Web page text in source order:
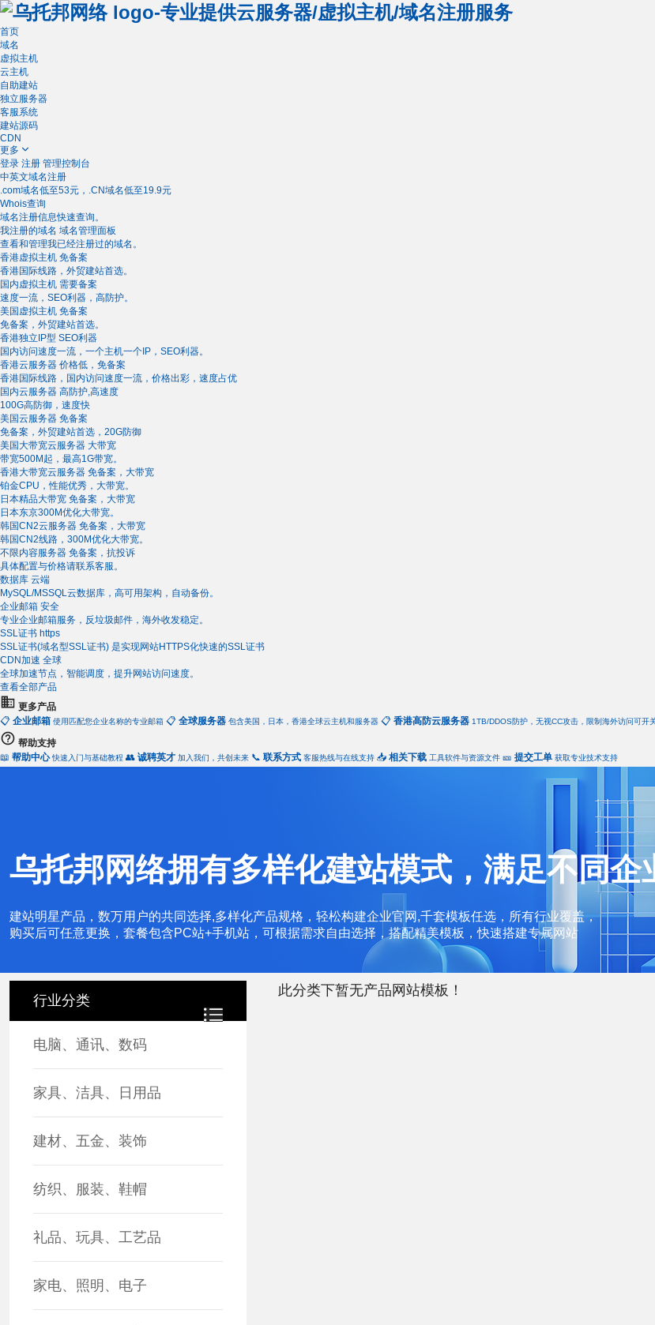
首页
域名
虚拟主机
云主机
自助建站
独立服务器
客服系统
建站源码
CDN
更多
登录 注册 管理控制台
中英文域名注册
.com域名低至53元，.CN域名低至19.9元
Whois查询
域名注册信息快速查询。
我注册的域名 域名管理面板
查看和管理我已经注册过的域名。
香港虚拟主机 免备案
香港国际线路，外贸建站首选。
国内虚拟主机 需要备案
速度一流，SEO利器，高防护。
美国虚拟主机 免备案
免备案，外贸建站首选。
香港独立IP型 SEO利器
国内访问速度一流，一个主机一个IP，SEO利器。
香港云服务器 价格低，免备案
香港国际线路，国内访问速度一流，价格出彩，速度占优
国内云服务器 高防护,高速度
100G高防御，速度快
美国云服务器 免备案
免备案，外贸建站首选，20G防御
美国大带宽云服务器 大带宽
带宽500M起，最高1G带宽。
香港大带宽云服务器 免备案，大带宽
铂金CPU，性能优秀，大带宽。
日本精品大带宽 免备案，大带宽
日本东京300M优化大带宽。
韩国CN2云服务器 免备案，大带宽
韩国CN2线路，300M优化大带宽。
不限内容服务器 免备案，抗投诉
具体配置与价格请联系客服。
数据库 云端
MySQL/MSSQL云数据库，高可用架构，自动备份。
企业邮箱 安全
专业企业邮箱服务，反垃圾邮件，海外收发稳定。
SSL证书 https
SSL证书(域名型SSL证书) 是实现网站HTTPS化快速的SSL证书
CDN加速 全球
全球加速节点，智能调度，提升网站访问速度。
查看全部产品
更多产品
📋 企业邮箱 使用匹配您企业名称的专业邮箱 📋 全球服务器 包含美国，日本，香港全球云主机和服务器 📋 香港高防云服务器 1TB/DDOS防护，无视CC攻击，限制海外访问可开
帮助支持
📖 帮助中心 快速入门与基础教程 👥 诚聘英才 加入我们，共创未来 📞 联系方式 客服热线与在线支持 📥 相关下载 工具软件与资源文件 🎫 提交工单 获取专业技术支持
乌托邦网络拥有多样化建站模式，满足不同企
建站明星产品，数万用户的共同选择,多样化产品规格，轻松构建企业官网,千套模板任选，所有行业覆盖，
购买后可任意更换，套餐包含PC站+手机站，可根据需求自由选择，搭配精美模板，快速搭建专属网站
行业分类
电脑、通讯、数码
家具、洁具、日用品
建材、五金、装饰
纺织、服装、鞋帽
礼品、玩具、工艺品
家电、照明、电子
此分类下暂无产品网站模板！